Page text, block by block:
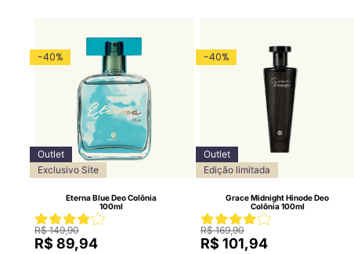
-40%
Outlet
Exclusivo Site
Eterna Blue Deo Colônia
100ml
R$ 149,90
R$ 89,94
-40%
Outlet
Edição limitada
Grace Midnight Hinode Deo
Colônia 100ml
R$ 169,90
R$ 101,94